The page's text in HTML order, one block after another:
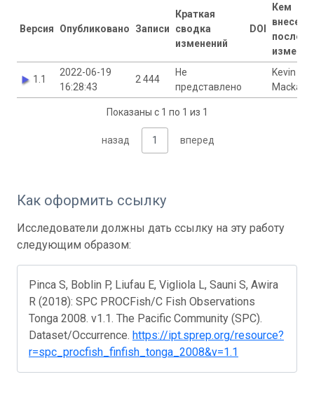
Версия Опубликовано Записи
Краткая
сводка
изменений
DOI
Кем
внесены
1.1
2022-06-19
16:28:43
2 444
Не
представлено
Kevin
Mackay
Показаны с 1 по 1 из 1
назад 1 вперед
Как оформить ссылку
Исследователи должны дать ссылку на эту работу
следующим образом:
Pinca S, Boblin P, Liufau E, Vigliola L, Sauni S, Awira
R (2018): SPC PROCFish/C Fish Observations
Tonga 2008. v1.1. The Pacific Community (SPC).
Dataset/Occurrence. https://ipt.sprep.org/resource?
r=spc_procfish_finfish_tonga_2008&v=1.1